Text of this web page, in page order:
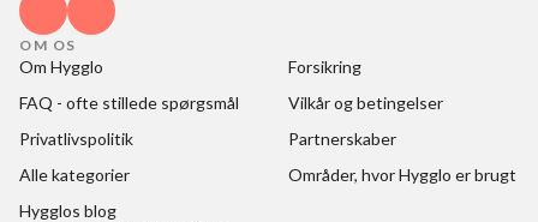
OM OS
Om Hygglo
Forsikring
FAQ - ofte stillede spørgsmål
Vilkår og betingelser
Privatlivspolitik
Partnerskaber
Alle kategorier
Områder, hvor Hygglo er brugt
Hygglos blog